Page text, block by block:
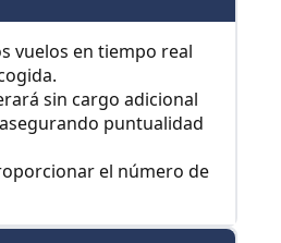
vuelos en tiempo real
sin cargo adicional
puntualidad
el número de